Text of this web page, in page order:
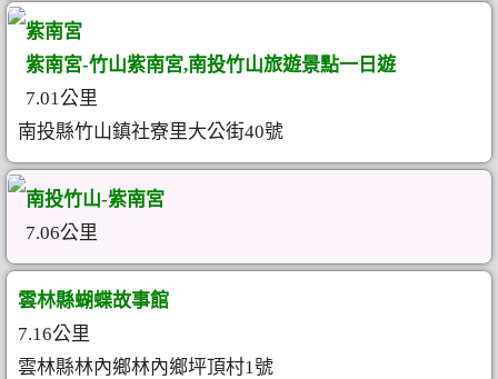
紫南宮
紫南宮-竹山紫南宮,南投竹山旅遊景點一日遊
7.01公里
南投縣竹山鎮社寮里大公街40號
南投竹山-紫南宮
7.06公里
雲林縣蝴蝶故事館
7.16公里
雲林縣林內鄉林內鄉坪頂村1號